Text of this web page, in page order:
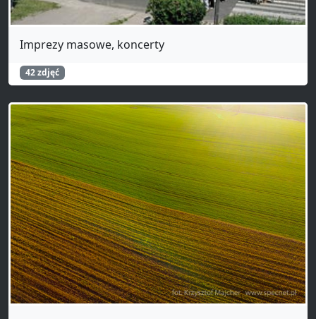
Imprezy masowe, koncerty
42 zdjęć